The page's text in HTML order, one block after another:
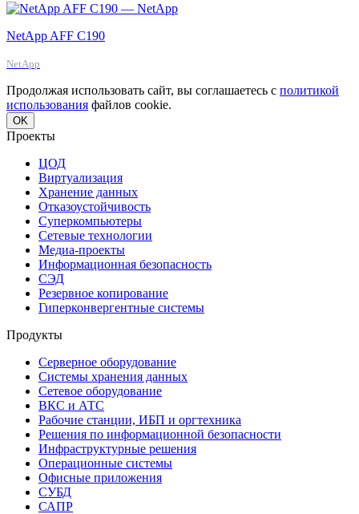
NetApp AFF C190
NetApp
Продолжая использовать сайт, вы соглашаетесь с политикой
использования файлов cookie.
OK
Проекты
ЦОД
Виртуализация
Хранение данных
Отказоустойчивость
Суперкомпьютеры
Сетевые технологии
Медиа-проекты
Информационная безопасность
СЭД
Резервное копирование
Гиперконвергентные системы
Продукты
Серверное оборудование
Системы хранения данных
Сетевое оборудование
ВКС и АТС
Рабочие станции, ИБП и оргтехника
Решения по информационной безопасности
Инфраструктурные решения
Операционные системы
Офисные приложения
СУБД
САПР